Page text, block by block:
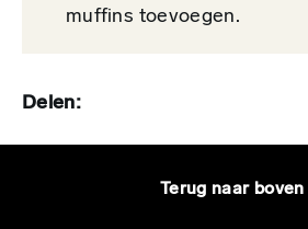
mufﬁns toevoegen.
Delen:
Terug naar boven